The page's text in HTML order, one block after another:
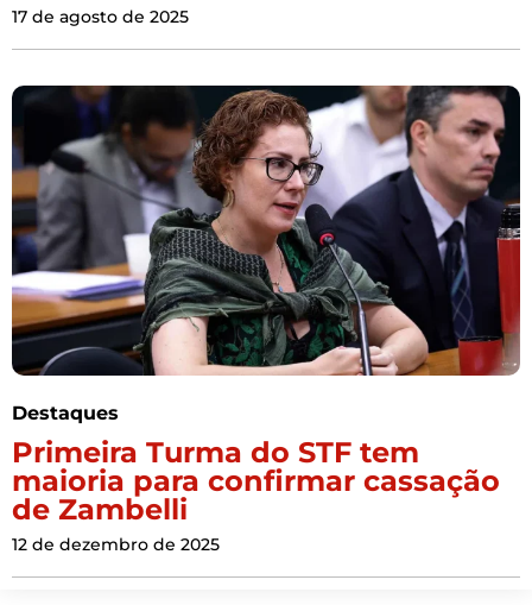
17 de agosto de 2025
Destaques
Primeira Turma do STF tem
maioria para confirmar cassação
de Zambelli
12 de dezembro de 2025